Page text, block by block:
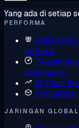
Yang ada di setiap
PERFORMA
AMD EPYC
terbaru
selamanya
10 Gbps
Virtualisasi
JARINGAN GLOBAL